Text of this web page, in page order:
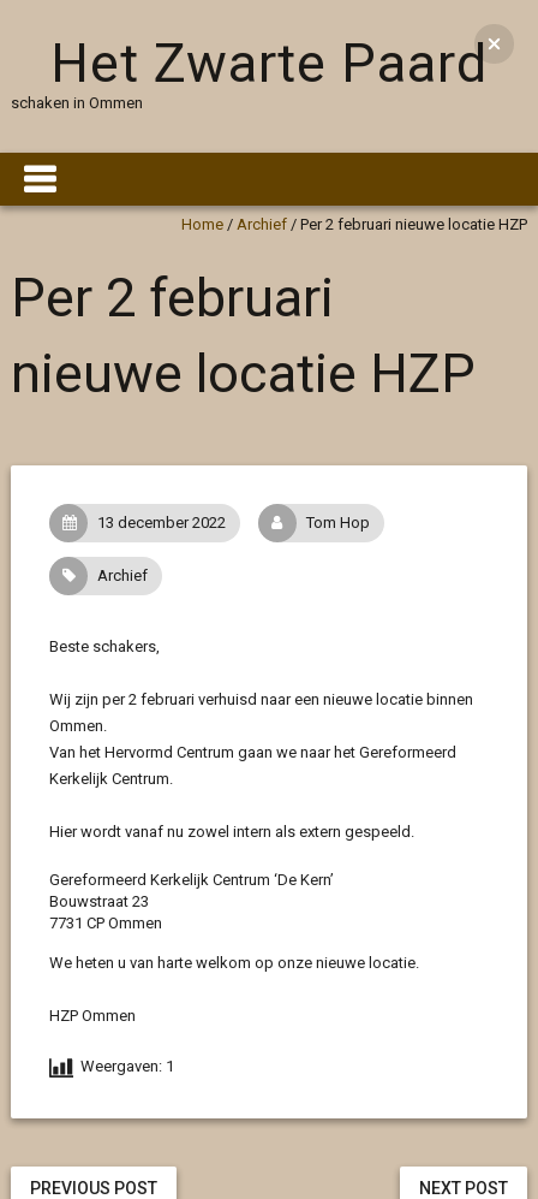
Het Zwarte Paard
schaken in Ommen
Home /Archief /Per 2 februari nieuwe locatie HZP
Per 2 februari
nieuwe locatie HZP
13 december 2022 Tom Hop
Archief
Beste schakers,
Wij zijn per 2 februari verhuisd naar een nieuwe locatie binnen
Ommen.
Van het Hervormd Centrum gaan we naar het Gereformeerd
Kerkelijk Centrum.
Hier wordt vanaf nu zowel intern als extern gespeeld.
Gereformeerd Kerkelijk Centrum ‘De Kern’
Bouwstraat 23
7731 CP Ommen
We heten u van harte welkom op onze nieuwe locatie.
HZP Ommen
Weergaven: 1
NEXT POST
PREVIOUS POST